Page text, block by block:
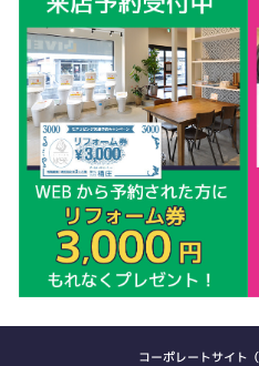
コーポレートサイト